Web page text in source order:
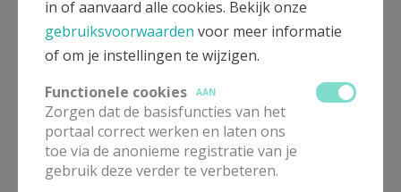
laten dopen?Het antwoord lijkt me nu duidelijk op
achtergrond van het vorige: de kinderdoop heeft maar zin als
het geen uitgeholde ritus wordt, uit traditie of gewoonte, maar
als het eerst door een peter of meter en hopelijk later door het
volwassen geworden kind zelf beleefd wordt als een echte
‘nieuwe geboorte’, als een geboorte in de geest, de geest van
Jezus Christus. De kinderdoop brengt kinderen al heel vroeg in
contact met Gods Geest die in Christus was en dat is goed.
in of aanvaard alle cookies. Bekijk onze
gebruiksvoorwaarden voor meer informatie
of om je instellingen te wijzigen.
Functionele cookies
AAN
Zorgen dat de basisfuncties van het
portaal correct werken en laten ons
toe via de anonieme registratie van je
gebruik deze verder te verbeteren.